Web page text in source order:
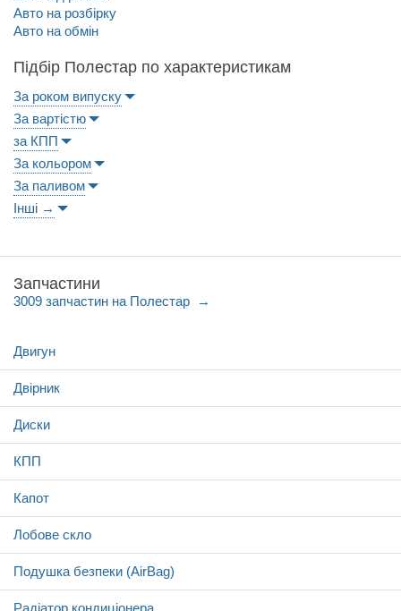
Авто на розбірку
Авто на обмін
Підбір Полестар по характеристикам
За роком випуску
За вартістю
за КПП
За кольором
За паливом
Інші →
Запчастини
3009 запчастин на Полестар
Двигун
Двірник
Диски
КПП
Капот
Лобове скло
Подушка безпеки (AirBag)
Радіатор кондиціонера